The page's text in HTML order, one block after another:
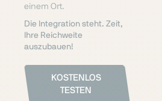
einem Ort.
Die Integration steht. Zeit,
Ihre Reichweite
auszubauen!
KOSTENLOS
TESTEN